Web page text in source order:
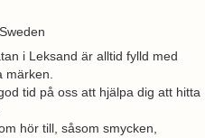
i Leksand är alltid fylld med
märken.
tid på oss att hjälpa dig att hitta
hör till, såsom smycken,